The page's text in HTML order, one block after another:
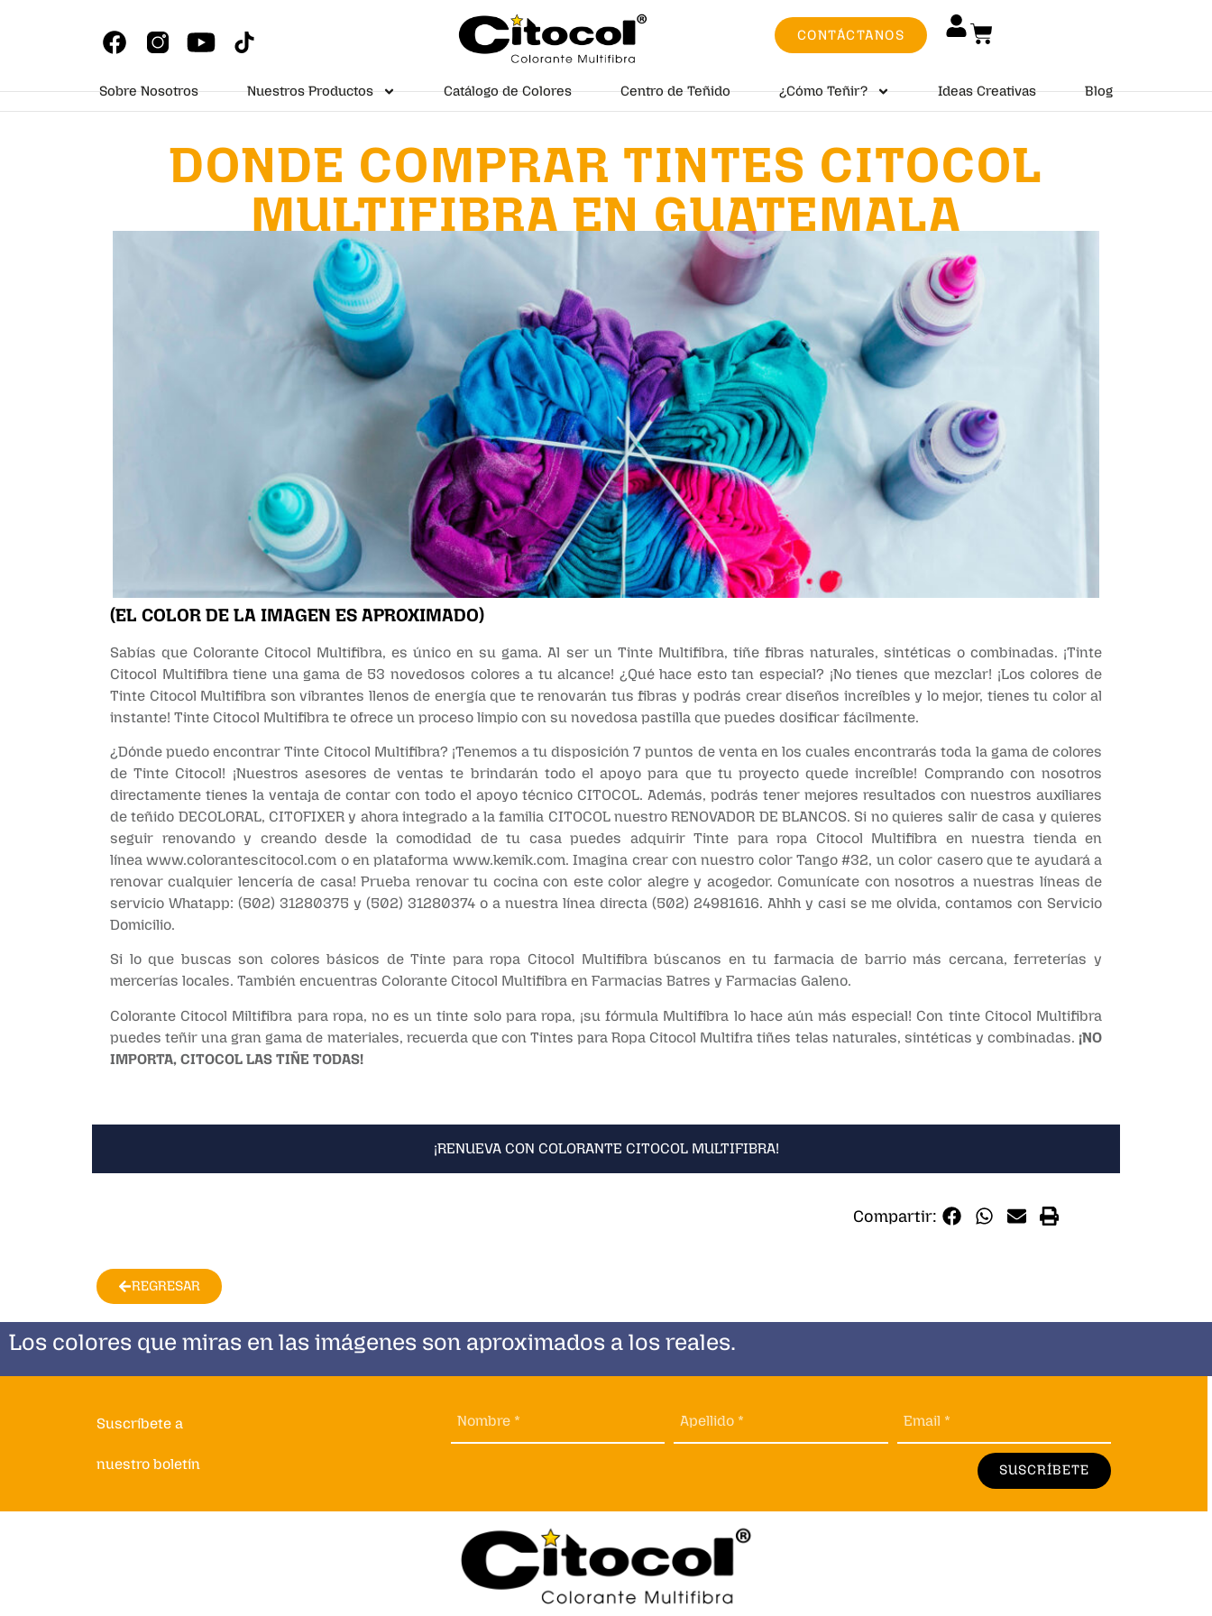
CONTÁCTANOS
Sobre Nosotros Nuestros Productos Catálogo de Colores Centro de Teñido ¿Cómo Teñir? Ideas Creativas Blog
DONDE COMPRAR TINTES CITOCOL
MULTIFIBRA EN GUATEMALA
(EL COLOR DE LA IMAGEN ES APROXIMADO)
Sabías que Colorante Citocol Multifibra, es único en su gama. Al ser un Tinte Multifibra, tiñe fibras naturales, sintéticas o combinadas. ¡Tinte
Citocol Multifibra tiene una gama de 53 novedosos colores a tu alcance! ¿Qué hace esto tan especial? ¡No tienes que mezclar! ¡Los colores de
Tinte Citocol Multifibra son vibrantes llenos de energía que te renovarán tus fibras y podrás crear diseños increíbles y lo mejor, tienes tu color al
instante! Tinte Citocol Multifibra te ofrece un proceso limpio con su novedosa pastilla que puedes dosificar fácilmente.
¿Dónde puedo encontrar Tinte Citocol Multifibra? ¡Tenemos a tu disposición 7 puntos de venta en los cuales encontrarás toda la gama de colores
de Tinte Citocol! ¡Nuestros asesores de ventas te brindarán todo el apoyo para que tu proyecto quede increíble! Comprando con nosotros
directamente tienes la ventaja de contar con todo el apoyo técnico CITOCOL. Además, podrás tener mejores resultados con nuestros auxiliares
de teñido DECOLORAL, CITOFIXER y ahora integrado a la familia CITOCOL nuestro RENOVADOR DE BLANCOS. Si no quieres salir de casa y quieres
seguir renovando y creando desde la comodidad de tu casa puedes adquirir Tinte para ropa Citocol Multifibra en nuestra tienda en
líneawww.colorantescitocol.com o en plataforma www.kemik.com. Imagina crear con nuestro color Tango #32, un color casero que te ayudará a
renovar cualquier lencería de casa! Prueba renovar tu cocina con este color alegre y acogedor. Comunícate con nosotros a nuestras líneas de
servicio Whatapp: (502) 31280375 y (502) 31280374 o a nuestra línea directa (502) 24981616. Ahhh y casi se me olvida, contamos con Servicio
Domicilio.
Si lo que buscas son colores básicos de Tinte para ropa Citocol Multifibra búscanos en tu farmacia de barrio más cercana, ferreterías y
mercerías locales. También encuentras Colorante Citocol Multifibra en Farmacias Batres y Farmacias Galeno.
Colorante Citocol Miltifibra para ropa, no es un tinte solo para ropa, ¡su fórmula Multifibra lo hace aún más especial! Con tinte Citocol Multifibra
puedes teñir una gran gama de materiales, recuerda que con Tintes para Ropa Citocol Multifra tiñes telas naturales, sintéticas y combinadas. ¡NO
IMPORTA, CITOCOL LAS TIÑE TODAS!
¡RENUEVA CON COLORANTE CITOCOL MULTIFIBRA!
Compartir:
REGRESAR
Los colores que miras en las imágenes son aproximados a los reales.
Suscríbete a
nuestro boletín
Nombre * Apellido * Email *
SUSCRÍBETE